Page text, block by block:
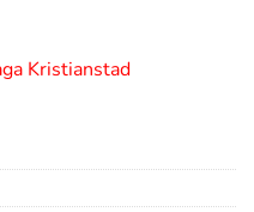
Kristianstad